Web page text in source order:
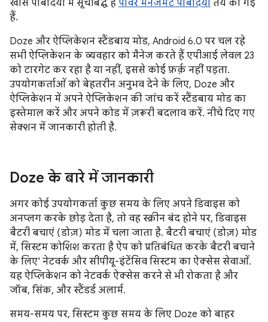
खास पाबंदियां में सूचीबद्ध हैं पावर मैनेजमेंट पाबंदियां तय की गई
हैं.
Doze और ऐप्लिकेशन स्टैंडबाय मोड, Android 6.0 पर चल रहे
सभी ऐप्लिकेशन के व्यवहार को मैनेज करते हैं एपीआई लेवल 23
को टारगेट कर रहा है या नहीं, इससे कोई फ़र्क़ नहीं पड़ता.
उपयोगकर्ताओं को बेहतरीन अनुभव देने के लिए, Doze और
ऐप्लिकेशन में अपने ऐप्लिकेशन की जांच करें स्टैंडबाय मोड का
इस्तेमाल करें और अपने कोड में ज़रूरी बदलाव करें. नीचे दिए गए
सेक्शन में जानकारी होती है.
Doze के बारे में जानकारी
अगर कोई उपयोगकर्ता कुछ समय के लिए अपने डिवाइस को
अनप्लग करके छोड़ देता है, तो वह स्क्रीन बंद होने पर, डिवाइस
बैटरी बचाएं (डोज़) मोड में चला जाता है. बैटरी बचाएं (डोज़) मोड
में, सिस्टम कोशिश करता है ऐप को प्रतिबंधित करके बैटरी बचाने
के लिए' नेटवर्क और सीपीयू-इंटेंसिव सिस्टम का ऐक्सेस सेवाओं.
यह ऐप्लिकेशन को नेटवर्क ऐक्सेस करने से भी रोकता है और
जॉब, सिंक, और स्टैंडर्ड अलार्म.
समय-समय पर, सिस्टम कुछ समय के लिए Doze को बाहर